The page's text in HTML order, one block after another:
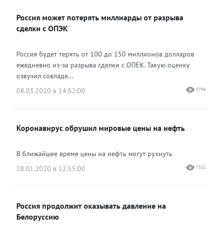
Одноклассники
Россия может потерять миллиарды от разрыва
сделки с ОПЭК
Россия будет терять от 100 до 150 миллионов долларов
ежедневно из-за разрыва сделки с ОПЕК. Такую оценку
озвучил совладе...
08.03.2020 в 14:52:00
5794
Коронавирус обрушил мировые цены на нефть
В ближайшее время цены на нефть могут рухнуть
28.01.2020 в 12:55:00
7331
Россия продолжит оказывать давление на
Белоруссию